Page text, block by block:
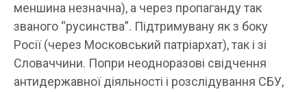
меншина незначна), а через пропаганду так
званого “русинства”. Підтримувану як з боку
Росії (через Московський патріархат), так і зі
Словаччини. Попри неодноразові свідчення
антидержавної діяльності і розслідування СБУ,